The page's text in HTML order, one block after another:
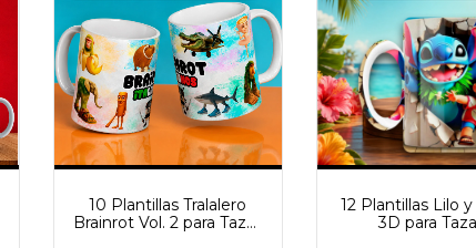
10 Plantillas Tralalero
Brainrot Vol. 2 para Tazas
12 Plantillas Lilo
3D para